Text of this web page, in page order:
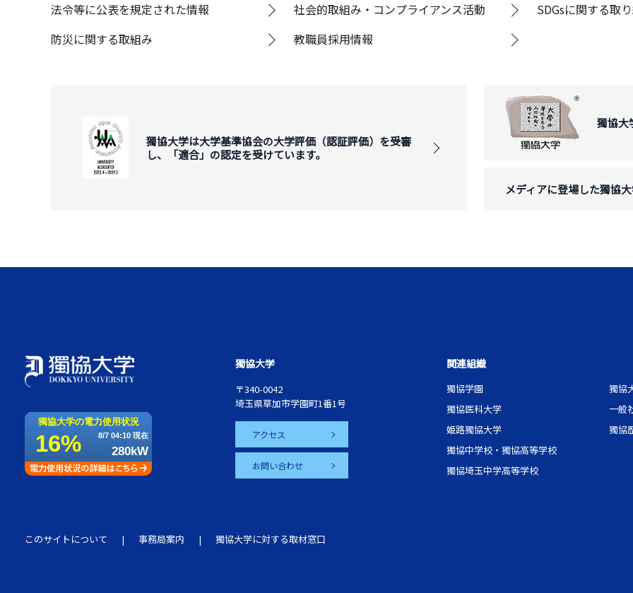
法令等に公表を規定された情報 社会的取組み・コンプライアンス活動
SDGsに関する取
防災に関する取組み
教職員採用情報
獨協大学は大学基準協会の大学評価（認証評価）を受審
し、「適合」の認定を受けています。
獨協大
メディアに登場した獨協
獨協大学
〒340-0042
埼玉県草加市学園町1番1号
アクセス
お問い合わせ
関連組織
獨協学園
獨協医科大学
姫路獨協大学
獨協中学校・獨協高等学校
獨協埼玉中学高等学校
獨協
一般
獨協
このサイトについて 事務局案内 獨協大学に対する取材窓口